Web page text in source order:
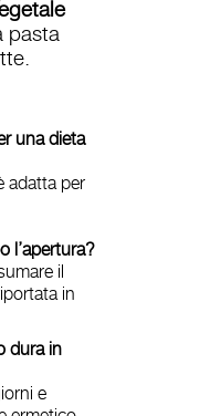
pasta
una dieta
adatta per
l’apertura?
il
in
dura in
e